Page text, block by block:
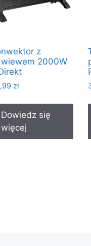
z
2000W
zł
Dowiedz się
więcej